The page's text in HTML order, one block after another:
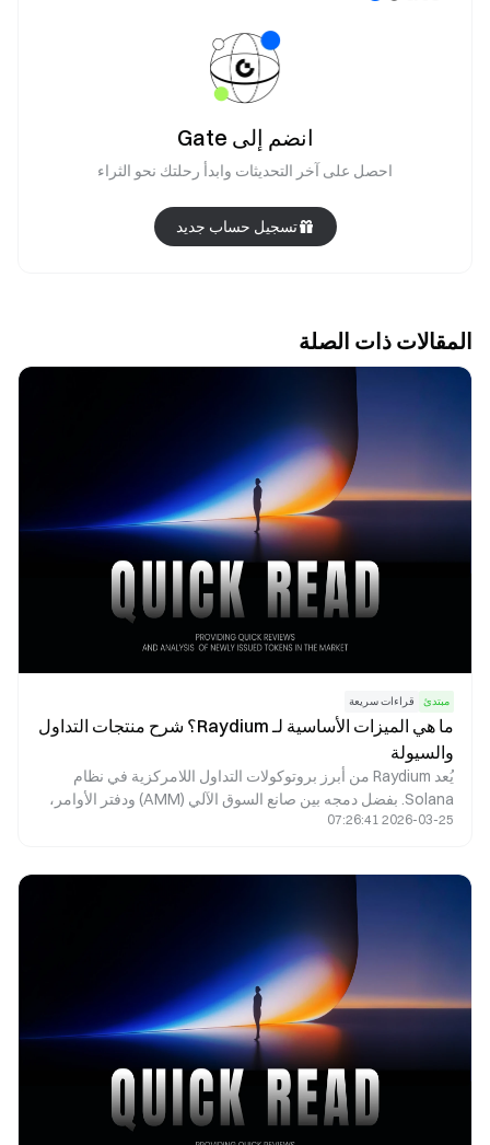
انضم إلى Gate
احصل على آخر التحديثات وابدأ رحلتك نحو الثراء
تسجيل حساب جديد
المقالات ذات الصلة
مبتدئ قراءات سريعة
ما هي الميزات الأساسية لـ Raydium؟ شرح منتجات التداول
والسيولة
يُعد Raydium من أبرز بروتوكولات التداول اللامركزية في نظام
Solana. بفضل دمجه بين صانع السوق الآلي (AMM) ودفتر الأوامر،
يوفّر عمليات مبادلة سريعة، وتعدين سيولة، وإطلاق مشاريع،
2026-03-25 07:26:41